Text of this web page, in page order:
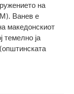
на
Ванев е
македонскиот
темелно ја